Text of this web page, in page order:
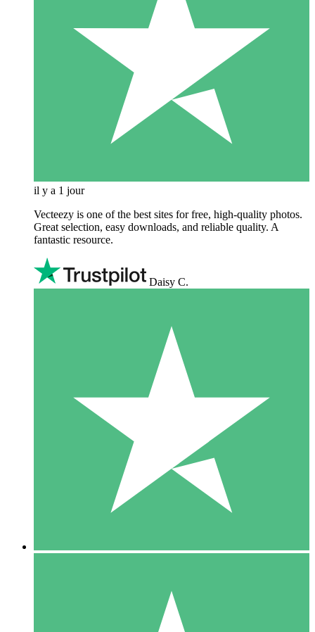
il y a 1 jour
Vecteezy is one of the best sites for free, high‑quality photos.
Great selection, easy downloads, and reliable quality. A
fantastic resource.
Daisy C.